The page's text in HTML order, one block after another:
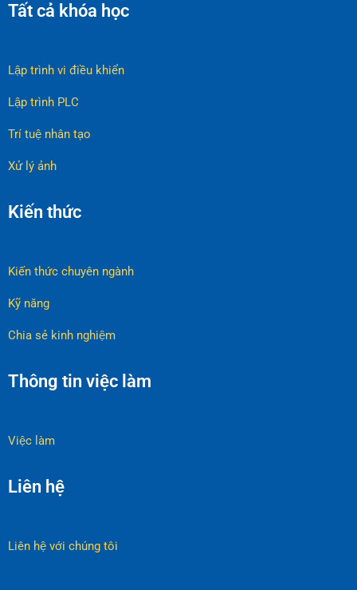
Tất cả khóa học
Lập trình vi điều khiển
Lập trình PLC
Trí tuệ nhân tạo
Xử lý ảnh
Kiến thức
Kiến thức chuyên ngành
Kỹ năng
Chia sẻ kinh nghiệm
Thông tin việc làm
Việc làm
Liên hệ
Liên hệ với chúng tôi